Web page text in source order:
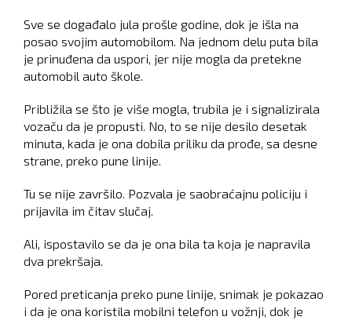
Sve se događalo jula prošle godine, dok je išla na
posao svojim automobilom. Na jednom delu puta bila
je prinuđena da uspori, jer nije mogla da pretekne
automobil auto škole.
Približila se što je više mogla, trubila je i signalizirala
vozaču da je propusti. No, to se nije desilo desetak
minuta, kada je ona dobila priliku da prođe, sa desne
strane, preko pune linije.
Tu se nije završilo. Pozvala je saobraćajnu policiju i
prijavila im čitav slučaj.
Ali, ispostavilo se da je ona bila ta koja je napravila
dva prekršaja.
Pored preticanja preko pune linije, snimak je pokazao
i da je ona koristila mobilni telefon u vožnji, dok je